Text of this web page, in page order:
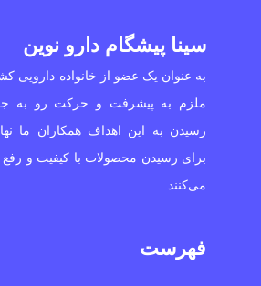
سینا پیشگام دارو نوین
به عنوان یک عضو از خانواده دارویی
ملزم به پیشرفت و حرکت رو به
رسیدن به این اهداف همکاران ما
برای رسیدن محصولات با کیفیت و رفع
می‌کنند.
فهرست